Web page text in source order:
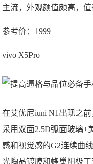
主流，外观颜值颇高，值
参考价：1999
vivo X5Pro
在艾优尼iuni N1出现之
采用双面2.5D弧面玻璃+
感和视觉感的G2连续曲
光陶晶镀膜和蜂巢阳极工